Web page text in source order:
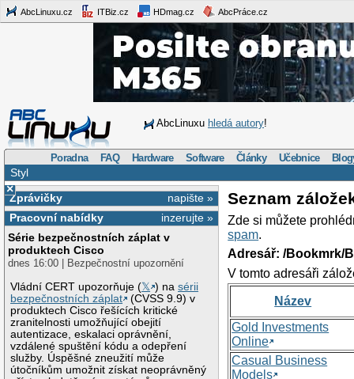
AbcLinuxu.cz ITBiz.cz HDmag.cz AbcPráce.cz
AbcLinuxu hledá autory!
Poradna FAQ Hardware Software Články Učebnice
Styl
×
napište »
Zprávičky
inzerujte »
Pracovní nabídky
Série bezpečnostních záplat v
produktech Cisco
dnes 16:00 | Bezpečnostní upozornění
Vládní CERT upozorňuje (𝕏 ) nasérii
bezpečnostních záplat
(CVSS 9.9) v
produktech Cisco řešících kritické
zranitelnosti umožňující obejití
autentizace, eskalaci oprávnění,
vzdálené spuštění kódu a odepření
služby. Úspěšné zneužití může
útočníkům umožnit získat neoprávněný
Seznam
Zde si můžete
spam.
Adresář: /Bookmrk/
V tomto adresáři
Název
Gold Investments
Online
Casual Business
Models